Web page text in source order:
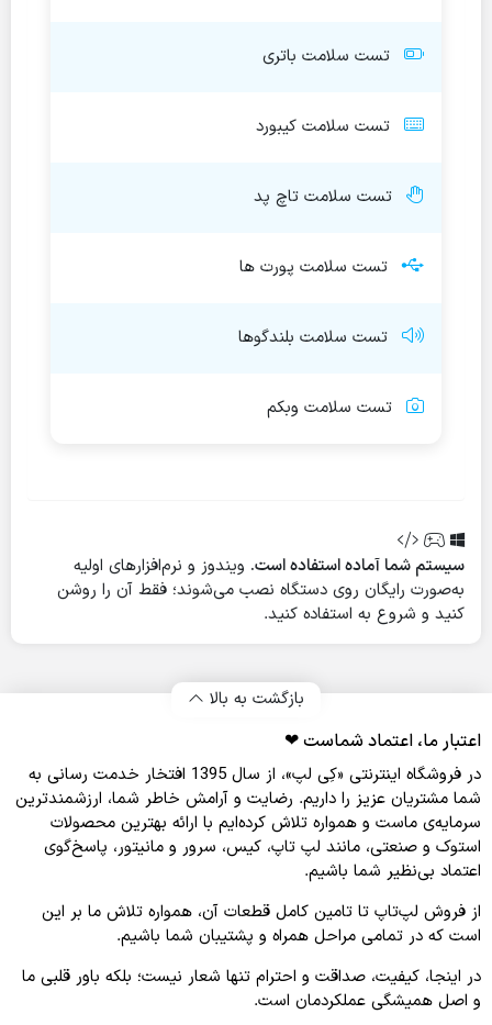
تست سلامت باتری
تست سلامت کیبورد
تست سلامت تاچ پد
تست سلامت پورت ها
تست سلامت بلندگوها
تست سلامت وبکم
سیستم شما آماده استفاده است. ویندوز و نرم‌افزارهای اولیه
به‌صورت رایگان روی دستگاه نصب می‌شوند؛ فقط آن را روشن
کنید و شروع به استفاده کنید.
بازگشت به بالا
اعتبار ما، اعتماد شماست ❤︎
در فروشگاه اینترنتی «کِی لپ»، از سال 1395 افتخار خدمت‌ رسانی به
شما مشتریان عزیز را داریم. رضایت و آرامش خاطر شما، ارزشمندترین
سرمایه‌ی ماست و همواره تلاش کرده‌ایم با ارائه بهترین محصولات
استوک و صنعتی، مانند لپ‌ تاپ، کیس، سرور و مانیتور، پاسخ‌گوی
اعتماد بی‌نظیر شما باشیم.
از فروش لپ‌تاپ تا تامین کامل قطعات آن، همواره تلاش ما بر این
است که در تمامی مراحل همراه و پشتیبان شما باشیم.
در اینجا، کیفیت، صداقت و احترام تنها شعار نیست؛ بلکه باور قلبی ما
و اصل همیشگی عملکردمان است.